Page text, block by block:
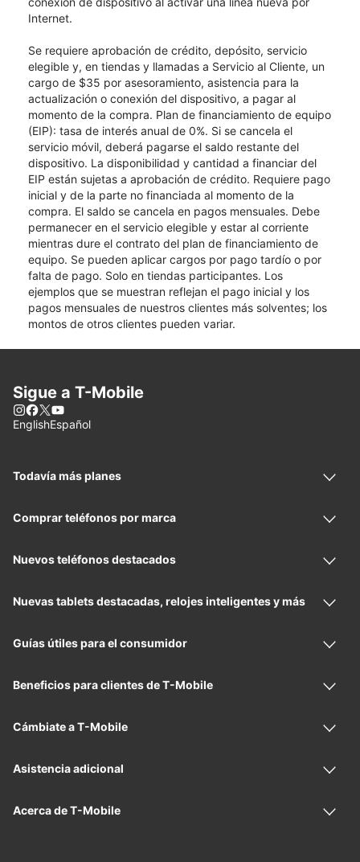
Internet.
Se requiere aprobación de crédito, depósito, servicio
elegible y, en tiendas y llamadas a Servicio al Cliente, un
cargo de $35 por asesoramiento, asistencia para la
actualización o conexión del dispositivo, a pagar al
momento de la compra. Plan de financiamiento de equipo
(EIP): tasa de interés anual de 0%. Si se cancela el
servicio móvil, deberá pagarse el saldo restante del
dispositivo. La disponibilidad y cantidad a financiar del
EIP están sujetas a aprobación de crédito. Requiere pago
inicial y de la parte no financiada al momento de la
compra. El saldo se cancela en pagos mensuales. Debe
permanecer en el servicio elegible y estar al corriente
mientras dure el contrato del plan de financiamiento de
equipo. Se pueden aplicar cargos por pago tardío o por
falta de pago. Solo en tiendas participantes. Los
ejemplos que se muestran reflejan el pago inicial y los
pagos mensuales de nuestros clientes más solventes; los
montos de otros clientes pueden variar.